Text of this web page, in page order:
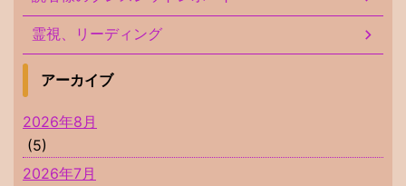
霊視、リーディング
アーカイブ
2026年8月
(5)
2026年7月